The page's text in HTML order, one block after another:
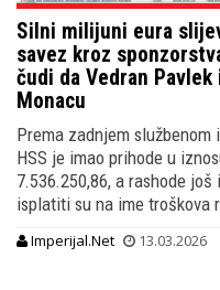
Silni milijuni eura
savez kroz
čudi da Vedran
Monacu
Prema zadnjem službenom
HSS je imao prihode u
7.536.250,86, a rashode
isplatiti su na ime troškova
Imperijal.Net 13.03.2026